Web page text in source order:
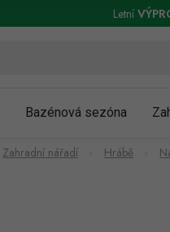
Vrácení a reklamace
Letní
Bazénová sezóna
Zahradní nářadí Hrábě